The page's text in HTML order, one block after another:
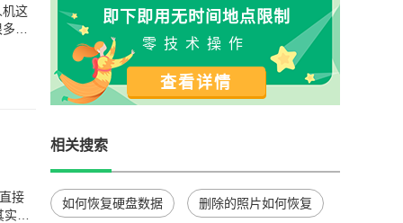
机这
人
接
挺
即下即用无时间地点限制
零技术操作
查看详情
相关搜索
如何恢复硬盘数据 删除的照片如何恢复